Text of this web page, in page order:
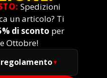
Spedizioni
un articolo? Ti
di sconto per
Ottobre!
regolamento